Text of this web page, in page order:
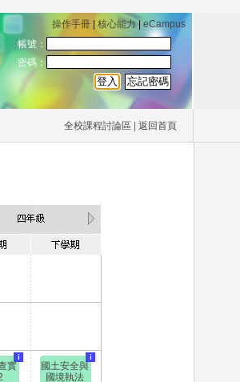
帳號：
密碼：
操作手冊 核心能力| eCampus
全校課程討論區 返回首頁
實
i
國土安全與
國境執法
i